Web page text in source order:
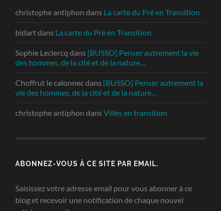
christophe antiphon dans La carte du Pré en Transition
bidartdans La carte du Pré en Transition
Sophie Leclercq dans [BUSSO] Penser autrement la vie
des hommes, de la cité et de la nature…
Choffrut le calonnecdans [BUSSO] Penser autrement la
vie des hommes, de la cité et de la nature…
christophe antiphon dansVilles en transition
ABONNEZ-VOUS À CE SITE PAR EMAIL.
Saisissez votre adresse email pour vous abonner à ce
blog et recevoir une notification de chaque nouvel